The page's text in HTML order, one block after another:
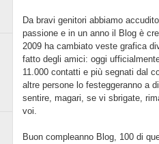
Da bravi genitori abbiamo
passione e in un anno il Blog è
2009 ha cambiato veste grafica
fatto degli amici: oggi
11.000 contatti e più segnati dal
altre persone lo festeggeranno a
sentire, magari, se vi sbrigate,
voi.
Buon compleanno Blog, 100 di